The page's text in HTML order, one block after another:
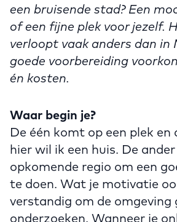
een bruisende stad? Een
of een fijne plek voor jezelf.
verloopt vaak anders dan in
goede voorbereiding
én kosten.
Waar begin je?
De één komt op een plek
hier wil ik een huis. De
opkomende regio om een
te doen. Wat je motivatie
verstandig om de omgeving
onderzoeken. Wanneer je